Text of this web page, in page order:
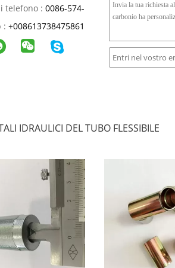
telefono : 0086-574-
: +008613738475861
IDRAULICI DEL TUBO FLESSIBILE